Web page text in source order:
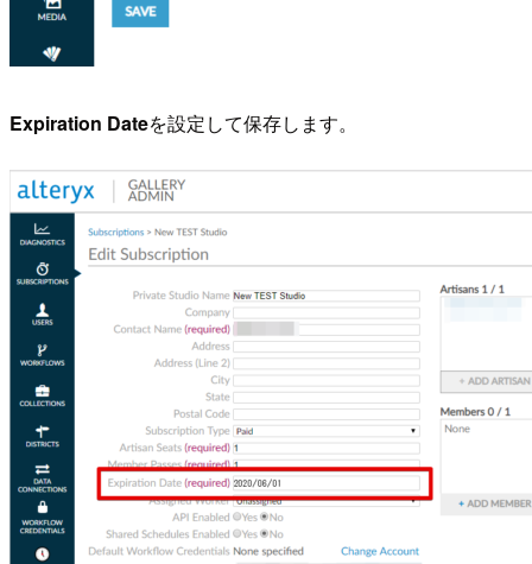
Expiration Dateを設定して保存します。